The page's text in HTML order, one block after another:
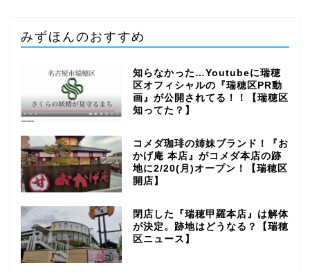
みずほんのおすすめ
知らなかった…Youtubeに瑞穂
区オフィシャルの『瑞穂区PR動
画』が公開されてる！！【瑞穂区
知ってた？】
コメダ珈琲の姉妹ブランド！『お
かげ庵 本店』がコメダ本店の跡
地に2/20(月)オープン！【瑞穂区
開店】
閉店した『瑞穂甲羅本店』は解体
が決定。跡地はどうなる？【瑞穂
区ニュース】